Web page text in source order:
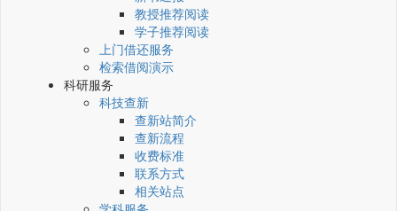
教授推荐阅读
学子推荐阅读
上门借还服务
检索借阅演示
科研服务
科技查新
查新站简介
查新流程
收费标准
联系方式
相关站点